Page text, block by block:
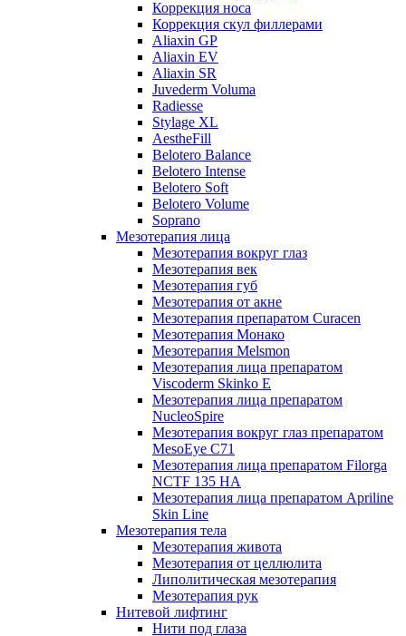
Коррекция носа
Коррекция скул филлерами
Aliaxin GP
Aliaxin EV
Aliaxin SR
Juvederm Voluma
Radiesse
Stylage XL
AestheFill
Belotero Balance
Belotero Intense
Belotero Soft
Belotero Volume
Soprano
Мезотерапия лица
Мезотерапия вокруг глаз
Мезотерапия век
Мезотерапия губ
Мезотерапия от акне
Мезотерапия препаратом Curacen
Мезотерапия Монако
Мезотерапия Melsmon
Мезотерапия лица препаратом
Viscoderm Skinko E
Мезотерапия лица препаратом
NucleoSpire
Мезотерапия вокруг глаз препаратом
MesoEye С71
Мезотерапия лица препаратом Filorga
NCTF 135 HA
Мезотерапия лица препаратом Apriline
Skin Line
Мезотерапия тела
Мезотерапия живота
Мезотерапия от целлюлита
Липолитическая мезотерапия
Мезотерапия рук
Нитевой лифтинг
Нити под глаза